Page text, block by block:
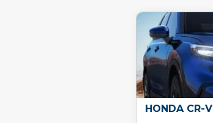
HONDA CR-V